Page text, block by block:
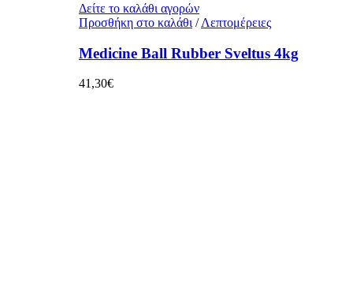
Δείτε το καλάθι αγορών
Προσθήκη στο καλάθι / Λεπτομέρειες
Medicine Ball Rubber Sveltus 4kg
41,30€